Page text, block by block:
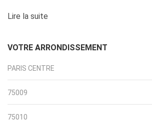
Lire la suite
VOTRE ARRONDISSEMENT
PARIS CENTRE
75009
75010